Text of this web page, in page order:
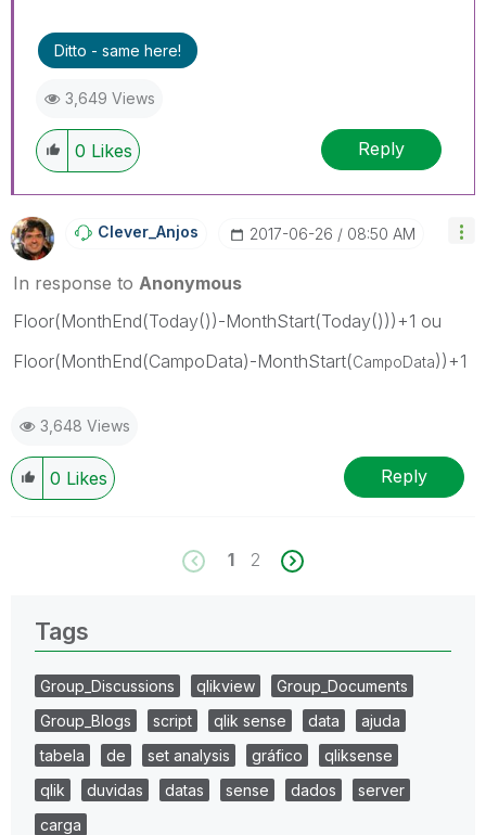
Ditto - same here!
3,649 Views
0 Likes Reply
Clever_Anjos ‎2017-06-26 08:50 AM
In response to Anonymous
Floor(MonthEnd(Today())-MonthStart(Today()))+1 ou
Floor(MonthEnd(CampoData)-MonthStart(CampoData))+1
3,648 Views
0 Likes Reply
1 2
Tags
Group_Discussions qlikview
Group_Documents
Group_Blogs
script qlik sense data
ajuda
tabela
de set analysis gráfico
qliksense
qlik
duvidas datas sense dados
server
carga